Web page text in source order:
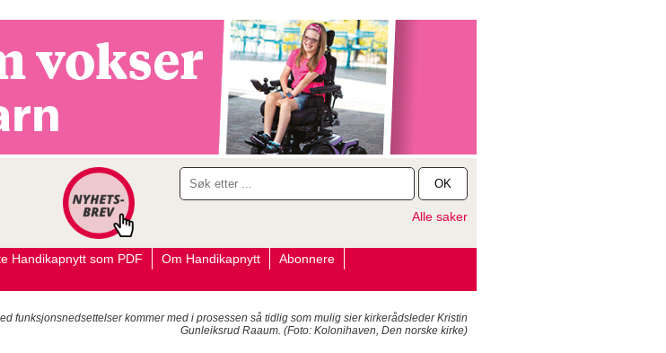
OK
Alle saker
Handikapnytt som PDF Om Handikapnytt
Abonnere
funksjonsnedsettelser kommer med i prosessen så tidlig som mulig sier kirkerådsleder Kristin
Gunleiksrud Raaum. (Foto: Kolonihaven, Den norske kirke)